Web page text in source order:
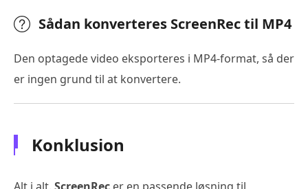
Sådan konverteres ScreenRec til MP4
Den optagede video eksporteres i MP4-format, så der
er ingen grund til at konvertere.
Konklusion
Alt i alt, ScreenRec er en passende løsning til